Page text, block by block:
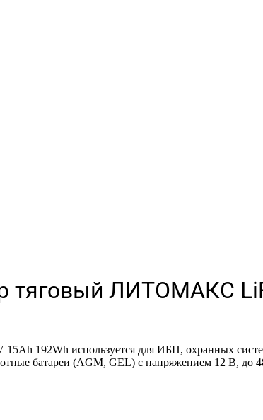
тяговый ЛИТОМАКС
192Wh используется для ИБП, охранных
батареи (AGM, GEL) с напряжением 12 В, до